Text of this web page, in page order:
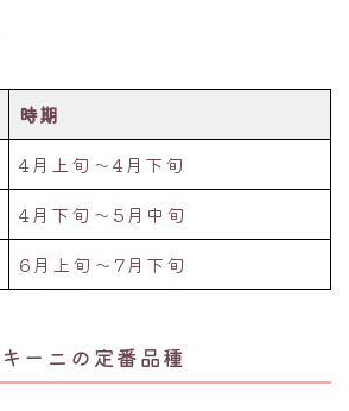
時期
4月上旬〜4月下旬
4月下旬〜5月中旬
6月上旬〜7月下旬
ーニの定番品種